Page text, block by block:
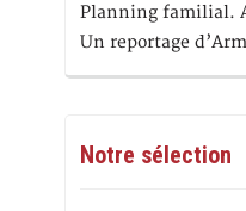
Planning familial.
Un reportage
Notre sélection